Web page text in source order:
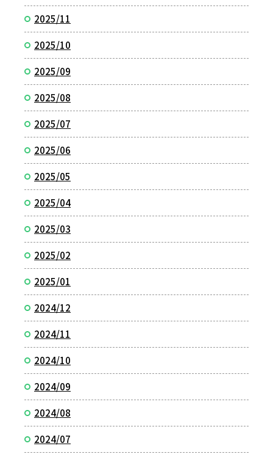
2025/11
2025/10
2025/09
2025/08
2025/07
2025/06
2025/05
2025/04
2025/03
2025/02
2025/01
2024/12
2024/11
2024/10
2024/09
2024/08
2024/07